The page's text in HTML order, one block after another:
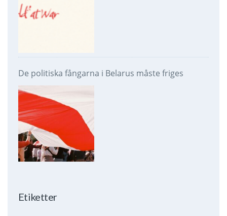
De politiska fångarna i Belarus måste friges
Etiketter